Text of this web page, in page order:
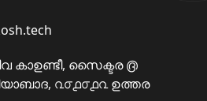
കാഉണ്ടീ, സൈക്ടര ൫
൨൦൧൦൧൨ ഉത്തര